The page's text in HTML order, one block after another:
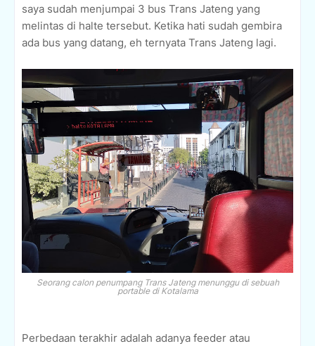
saya sudah menjumpai 3 bus Trans Jateng yang
melintas di halte tersebut. Ketika hati sudah gembira
ada bus yang datang, eh ternyata Trans Jateng lagi.
Seorang calon penumpang Trans Jateng menunggu di sebuah
portable di Kotalama
Perbedaan terakhir adalah adanya feeder atau